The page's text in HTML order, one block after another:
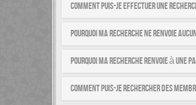
Comment puis-je effectuer une
Pourquoi ma recherche ne renvoie
Pourquoi ma recherche renvoie à une
Comment puis-je rechercher des